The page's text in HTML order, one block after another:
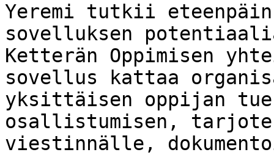
Yeremi tutkii
sovelluksen
Ketterän Oppimisen
sovellus kattaa
yksittäisen oppijan
osallistumisen,
viestinnälle,